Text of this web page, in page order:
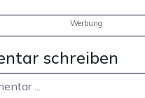
Werbung
schreiben